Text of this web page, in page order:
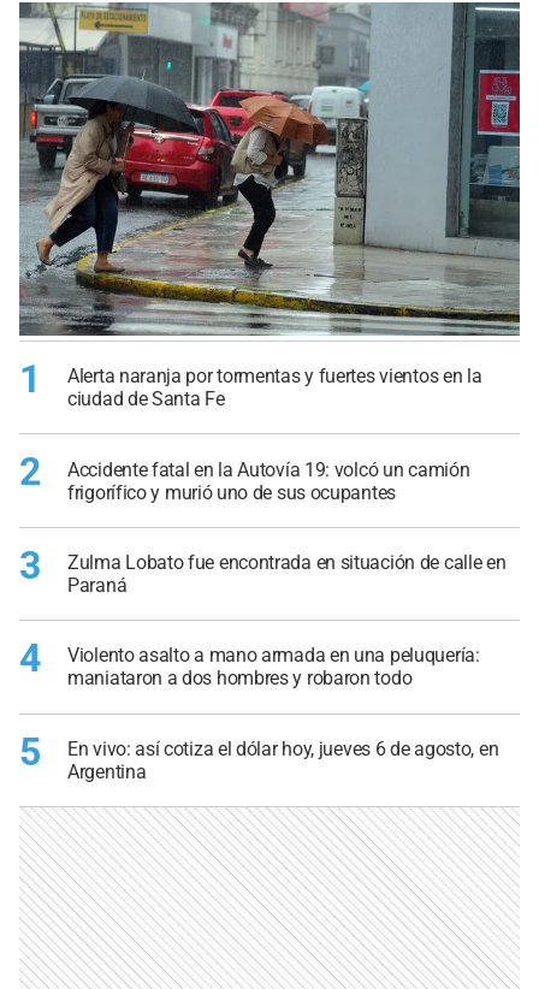
1
Alerta naranja por tormentas y fuertes vientos en la
ciudad de Santa Fe
2
Accidente fatal en la Autovía 19: volcó un camión
frigorífico y murió uno de sus ocupantes
3
Zulma Lobato fue encontrada en situación de calle en
Paraná
4
Violento asalto a mano armada en una peluquería:
maniataron a dos hombres y robaron todo
5
En vivo: así cotiza el dólar hoy, jueves 6 de agosto, en
Argentina